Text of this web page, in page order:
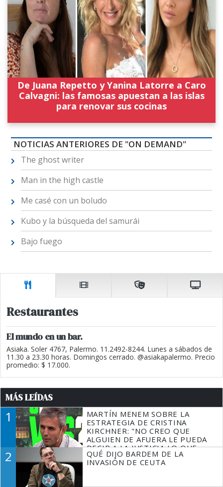
De Juana Repetto y Yanina Latorre a Caro
Calvagni: las famosas apuestan a las islas
para renovar sus cocinas
NOTICIAS ANTERIORES DE "ON DEMAND"
The ghost writer
Man in the high castle
Me casé con un boludo
Kubo y la búsqueda del samurái
Bajo fuego
Restaurantes
El mundo en un bar.
Asiaka. Soler 4767, Palermo. 11.2492-8244. Lunes a sábados de
11.30 a 23.30 horas. Domingos cerrado. @asiakapalermo. Precio
promedio: $ 17.000.
MÁS LEÍDAS
1
MARTÍN MENEM SOBRE LA
ESTRATEGIA DE CRISTINA
KIRCHNER: "NO CREO QUE
ALGUIEN DE AFUERA LE PUEDA
DECIR A LA JUSTICIA LO QUE
TIENE QUE HACER"
2
QUÉ DIJO BARDEM DE LA
INVASIÓN DE CEUTA